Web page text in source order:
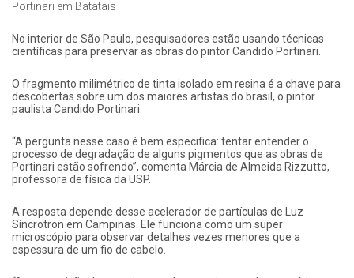
Portinari em Batatais
No interior de São Paulo, pesquisadores estão usando técnicas
científicas para preservar as obras do pintor Candido Portinari.
O fragmento milimétrico de tinta isolado em resina é a chave para
descobertas sobre um dos maiores artistas do brasil, o pintor
paulista Candido Portinari.
“A pergunta nesse caso é bem especifica: tentar entender o
processo de degradação de alguns pigmentos que as obras de
Portinari estão sofrendo”, comenta Márcia de Almeida Rizzutto,
professora de física da USP.
A resposta depende desse acelerador de partículas de Luz
Síncrotron em Campinas. Ele funciona como um super
microscópio para observar detalhes vezes menores que a
espessura de um fio de cabelo.